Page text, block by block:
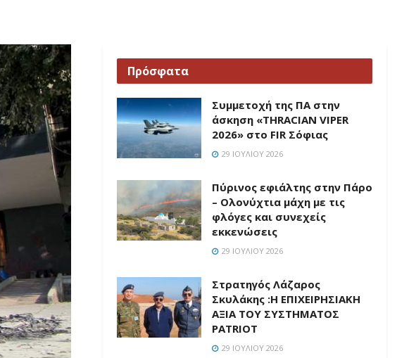
Πρόσφατα
Συμμετοχή της ΠΑ στην
άσκηση «THRACIAN VIPER
2026» στο FIR Σόφιας
29 ΙΟΥΛΊΟΥ 2026
Πύρινος εφιάλτης στην Πάρο
– Ολονύχτια μάχη με τις
φλόγες και συνεχείς
εκκενώσεις
29 ΙΟΥΛΊΟΥ 2026
Στρατηγός Λάζαρος
Σκυλάκης :Η ΕΠΙΧΕΙΡΗΣΙΑΚΗ
ΑΞΙΑ ΤΟΥ ΣΥΣΤΗΜΑΤΟΣ
PATRIOT
29 ΙΟΥΛΊΟΥ 2026